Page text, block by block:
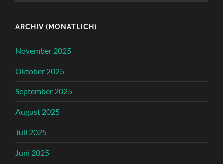
ARCHIV (MONATLICH)
November 2025
Oktober 2025
September 2025
August 2025
Juli 2025
Juni 2025